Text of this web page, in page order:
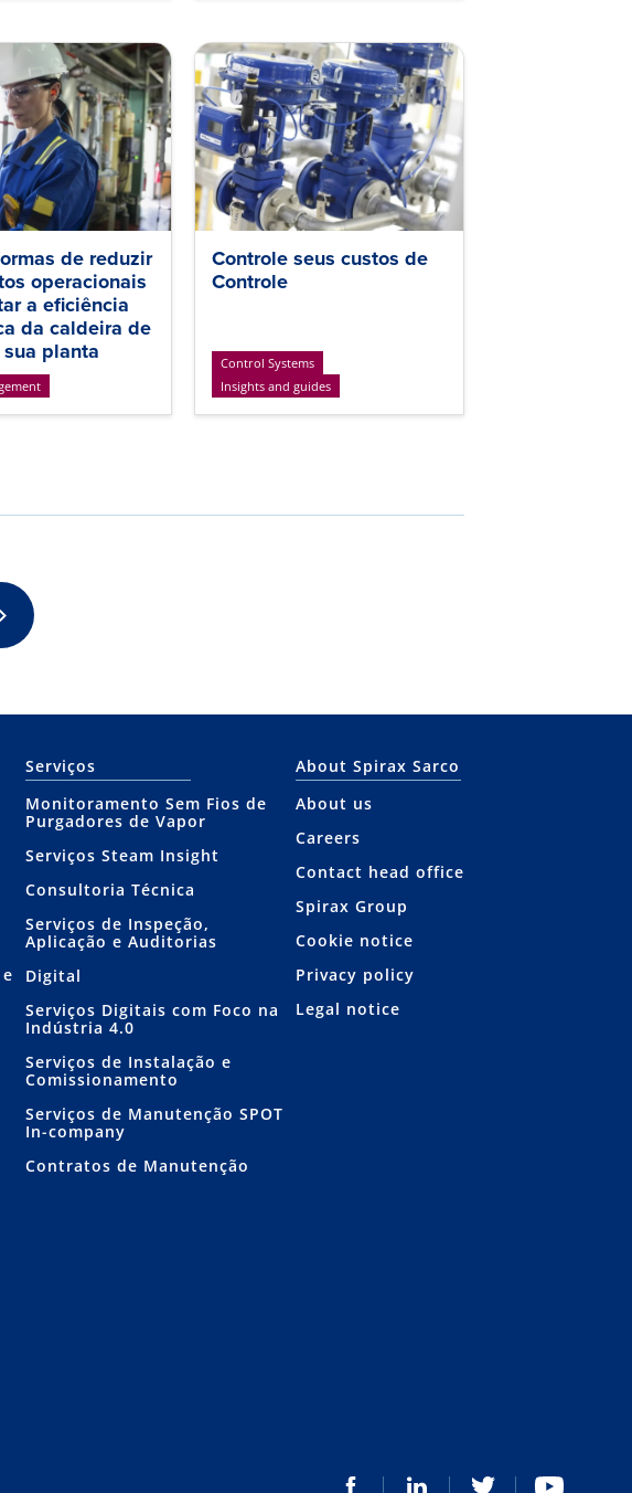
de reduzir
operacionais
a eficiência
da caldeira de
planta
Controle seus custos de
Controle
Control Systems
Insights and guides
Serviços
Monitoramento Sem Fios de
Purgadores de Vapor
Serviços Steam Insight
Consultoria Técnica
Serviços de Inspeção,
Aplicação e Auditorias
Digital
Serviços Digitais com Foco na
Indústria 4.0
Serviços de Instalação e
Comissionamento
Serviços de Manutenção SPOT
In-company
Contratos de Manutenção
About Spirax Sarco
About us
Careers
Contact head office
Spirax Group
Cookie notice
Privacy policy
Legal notice